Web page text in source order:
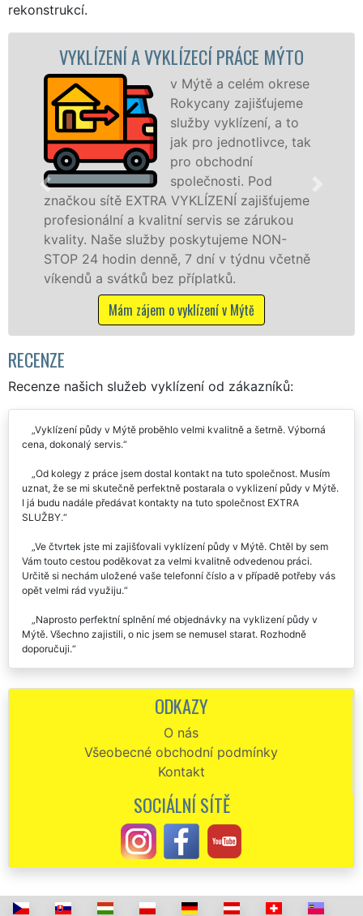
rekonstrukcí.
A VYKLÍZECÍ PRÁCE MÝTO
v Mýtě a celém okrese
Rokycany zajišťujeme
služby vyklízení, a to
jak pro jednotlivce, tak
pro obchodní
společnosti. Pod
sítě EXTRA VYKLÍZENÍ zajišťujeme
a kvalitní servis se zárukou
Naše služby poskytujeme NON-
24 hodin denně, 7 dní v týdnu včetně
a svátků bez příplatků.
Mám zájem o vyklízení v Mýtě
v Mýtě
STOP
RECENZE
Recenze našich služeb vyklízení od zákazníků:
Vyklízení půdy v Mýtě proběhlo velmi kvalitně a šetrně. Výborná
cena, dokonalý servis.
Od kolegy z práce jsem dostal kontakt na tuto společnost. Musím
uznat, že se mi skutečně perfektně postarala o vyklizení půdy v Mýtě.
I já budu nadále předávat kontakty na tuto společnost EXTRA
SLUŽBY.
Ve čtvrtek jste mi zajišťovali vyklízení půdy v Mýtě. Chtěl by sem
Vám touto cestou poděkovat za velmi kvalitně odvedenou práci.
Určitě si nechám uložené vaše telefonní číslo a v případě potřeby vás
opět velmi rád využiju.
Naprosto perfektní splnění mé objednávky na vyklizení půdy v
Mýtě. Všechno zajistili, o nic jsem se nemusel starat. Rozhodně
doporučuji.
společnost v naší republice. V pondělí mi zajišťovali dosti složité
vyklízení půdy v našem domě v Mýtě a musím uznat, že vše proběhlo
rozhodně si vyberou tuto společnost.
Chtěl by jsem moc poděkovat za vyklízení půdy v našem baráku v
Mýtě, o které jste se mi postarali minulý týden. Vaší společnost budu
Od začátku do konce skutečně perfektní a profesionální služby.
Pomocí této firmy jsme vyklízeli půdu uvnitř naší vily v Mýtě. Tento
nelehký úkol zorganizovali naprosto skvěle. Zajistili rukáv, zajistili
kontejner na odpady, vše zlikvidovali přesně podle mých představ.
skutečně doporučuji.
ODKAZY
O nás
Všeobecné obchodní podmínky
Kontakt
SOCIÁLNÍ SÍTĚ